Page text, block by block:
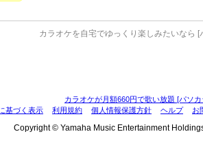
カラオケを自宅でゆっくり楽しみたいなら [
カラオケが月額660円で歌い放題 [パソ
基づく表示
利用規約 個人情報保護方針 ヘルプ お
Copyright © Yamaha Music Entertainment